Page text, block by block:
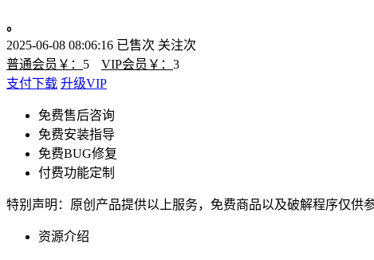
。
2025-06-08 08:06:16 已售次 关注次
普通会员￥： 5 VIP会员￥： 3
支付下载 升级VIP
免费售后咨询
免费安装指导
免费BUG修复
付费功能定制
特别声明：原创产品提供以上服务，免费商品以及破解程序仅供
资源介绍